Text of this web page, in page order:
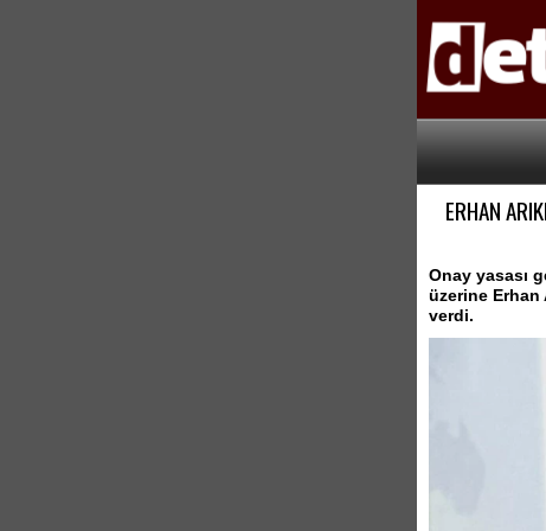
ERHAN
Onay yasası
üzerine Erhan
verdi.